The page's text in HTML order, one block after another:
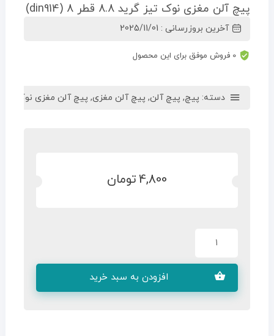
پیچ آلن مغزی نوک تیز گرید 8.8 قطر 8 (din914)
آخرین بروزرسانی : 2025/11/01
0 فروش موفق برای این محصول
دسته: پیچ, پیچ آلن, پیچ آلن مغزی, پیچ آلن مغزی نوک تیز
4,800تومان
افزودن به سبد خرید